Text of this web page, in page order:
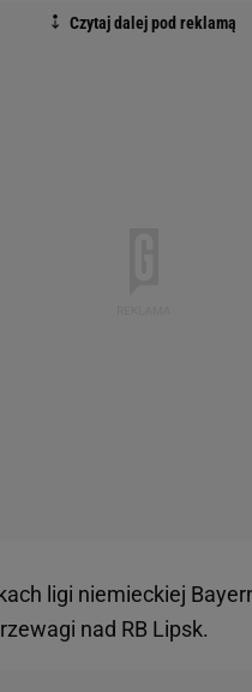
ligi niemieckiej
nad RB Lipsk.